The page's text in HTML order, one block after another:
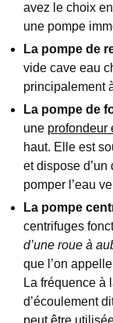
avez le choix
une pompe
La pompe de
vide cave eau
principalement
La pompe de
une profondeur
haut. Elle est
et dispose d’un
pomper l’eau
La pompe
centrifuges
d’une roue à
que l’on
La fréquence à
d’écoulement